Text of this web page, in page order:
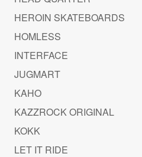
HEROIN SKATEBOARDS
HOMLESS
INTERFACE
JUGMART
KAHO
KAZZROCK ORIGINAL
KOKK
LET IT RIDE